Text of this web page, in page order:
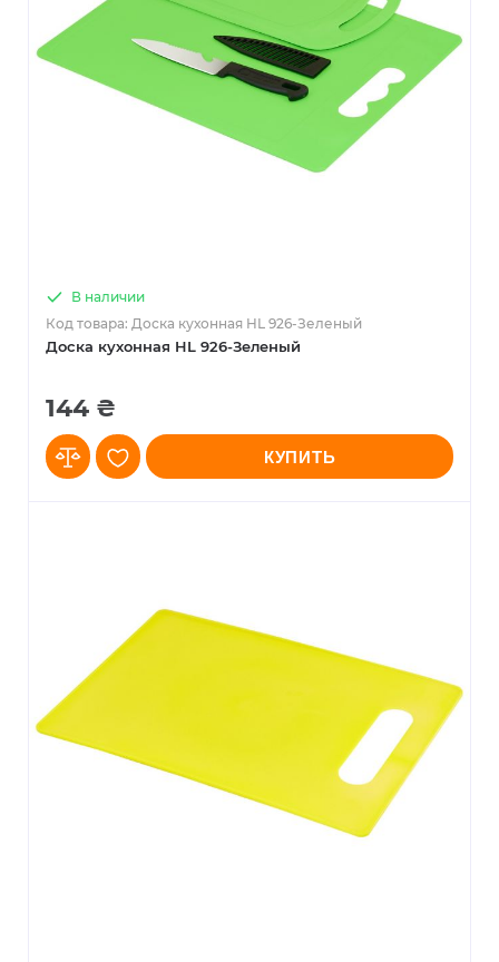
Доска кухонная HL 926-Зеленый
В наличии
Код товара: Доска кухонная HL 926-Зеленый
144 ₴
КУПИТЬ